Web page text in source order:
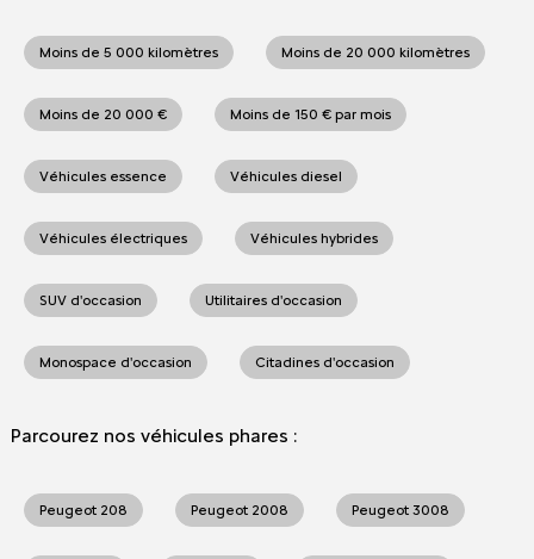
Moins de 5 000 kilomètres Moins de 20 000 kilomètres
Moins de 20 000 € Moins de 150 € par mois
Véhicules essence Véhicules diesel
Véhicules électriques Véhicules hybrides
SUV d'occasion Utilitaires d'occasion
Monospace d'occasion Citadines d'occasion
Parcourez nos véhicules phares :
Peugeot 208 Peugeot 2008 Peugeot 3008